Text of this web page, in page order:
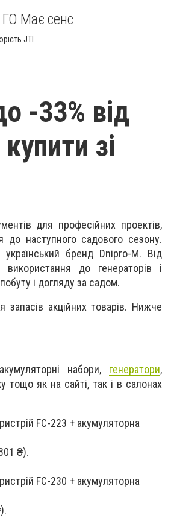
ГО Має сенс
JTI
-33% від
зі
для професійних проектів,
до наступного садового сезону.
український бренд Dnipro-M. Від
до генераторів і
і догляду за садом.
запасів акційних товарів. Нижче
набори, генератори,
тощо як на сайті, так і в салонах
FC-223 + акумуляторна
₴).
FC-230 + акумуляторна
.